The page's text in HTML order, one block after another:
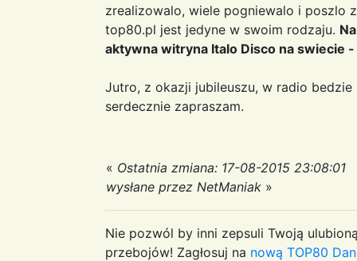
zrealizowalo, wiele pogniewalo i poszlo
top80.pl jest jedyne w swoim rodzaju.
aktywna witryna Italo Disco na swiecie -
Jutro, z okazji jubileuszu, w radio
serdecznie zapraszam.
« Ostatnia zmiana: 17-08-2015 23:08:01
wysłane przez NetManiak »
Nie pozwól by inni zepsuli Twoją
przebojów! Zagłosuj na nową TOP80